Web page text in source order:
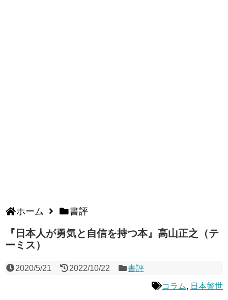
ホーム 書評
『日本人が勇気と自信を持つ本』高山正之（テ
ーミス）
2020/5/21 2022/10/22 書評
コラム, 日本警世